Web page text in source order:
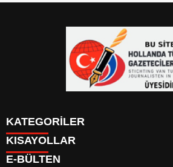
KATEGORİLER
YAZARLAR
KISAYOLLAR
E-BÜLTEN